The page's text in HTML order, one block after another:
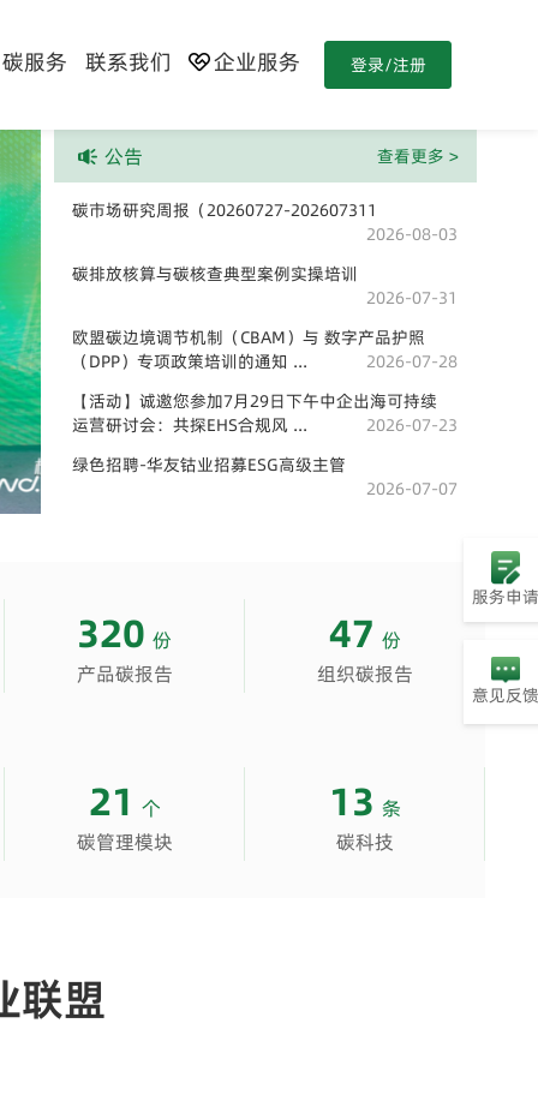
碳服务 联系我们 企业服务 登录/注册
公告 查看更多 >
碳市场研究周报（20260727-202607311
2026-08-03
碳排放核算与碳核查典型案例实操培训
2026-07-31
欧盟碳边境调节机制（CBAM）与 数字产品护照
（DPP）专项政策培训的通知 ...
2026-07-28
【活动】诚邀您参加7月29日下午中企出海可持续
运营研讨会：共探EHS合规风 ...
2026-07-23
绿色招聘-华友钴业招募ESG高级主管
2026-07-07
320 份
产品碳报告
47 份
组织碳报告
21 个
碳管理模块
13 条
碳科技
联盟
服务申请
意见反馈